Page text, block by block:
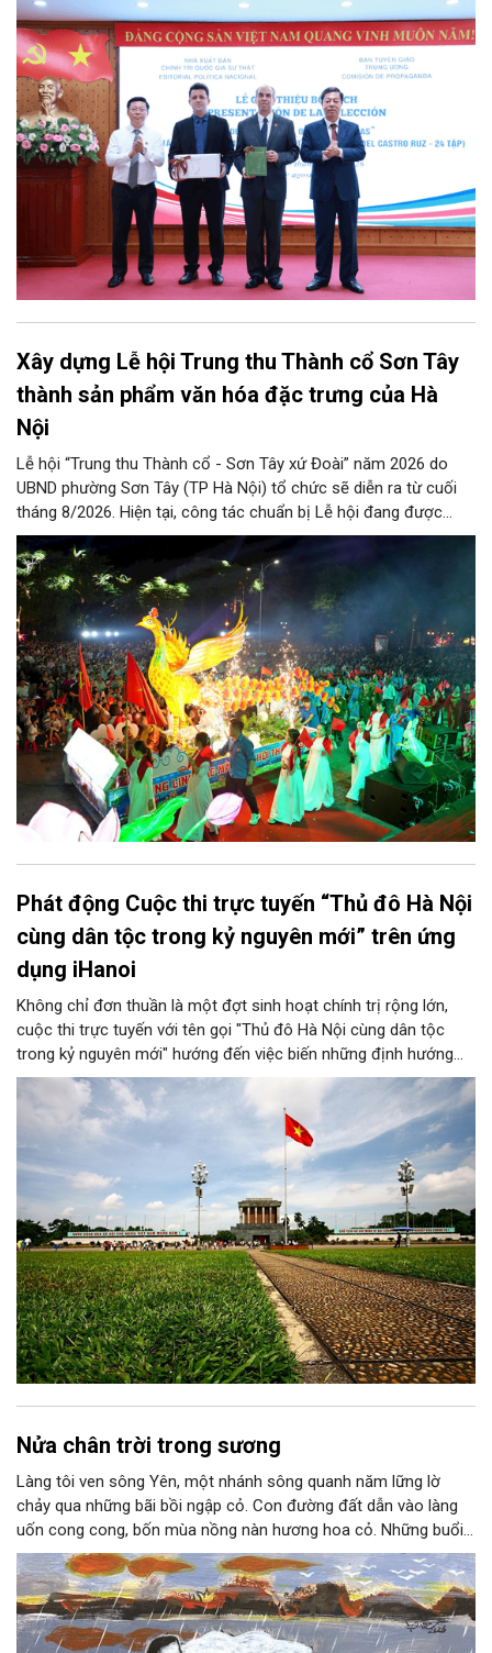
Nhà xuất bản Chính trị quốc gia Sự thật phối hợp với Ban Tuyên
giáo Trung ương tổ chức Lễ giới thiệu bộ sách “Tuyển tập các
tác phẩm chọn lọc của Tổng Tư lệnh Fidel Castro Ruz” gồm 24
tập bằng tiếng Tây Ban Nha.
Xây dựng Lễ hội Trung thu Thành cổ Sơn Tây
thành sản phẩm văn hóa đặc trưng của Hà
Nội
Lễ hội “Trung thu Thành cổ - Sơn Tây xứ Đoài” năm 2026 do
UBND phường Sơn Tây (TP Hà Nội) tổ chức sẽ diễn ra từ cuối
tháng 8/2026. Hiện tại, công tác chuẩn bị Lễ hội đang được
chính quyền phường Sơn Tây cùng các phòng, ban, ngành, đơn
vị và 25 tổ dân phố khẩn trương triển khai, tạo khí thế sôi nổi,
sẵn sàng mang đến cho Nhân dân và du khách một mùa Trung
thu quy mô, đặc sắc và giàu bản sắc văn hóa xứ Đoài.
Phát động Cuộc thi trực tuyến “Thủ đô Hà Nội
cùng dân tộc trong kỷ nguyên mới” trên ứng
dụng iHanoi
Không chỉ đơn thuần là một đợt sinh hoạt chính trị rộng lớn,
cuộc thi trực tuyến với tên gọi "Thủ đô Hà Nội cùng dân tộc
trong kỷ nguyên mới" hướng đến việc biến những định hướng
chiến lược trong Nghị quyết số 02-NQ/TW của Bộ Chính trị
thành niềm tin, thành nhận thức chung của mỗi người dân.
Nửa chân trời trong sương
Làng tôi ven sông Yên, một nhánh sông quanh năm lững lờ
chảy qua những bãi bồi ngập cỏ. Con đường đất dẫn vào làng
uốn cong cong, bốn mùa nồng nàn hương hoa cỏ. Những buổi
hoàng hôn, khi nắng đã dịu xuống phía cuối sông, đám hoa tím
lại thẫm màu như có ai vừa rắc lên một lớp khói.